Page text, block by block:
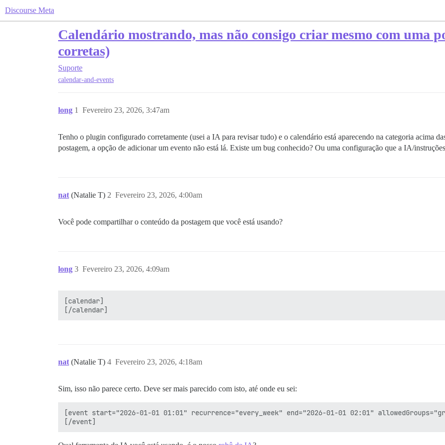
Discourse Meta
Calendário mostrando, mas não consigo criar mesmo com uma
corretas)
Suporte
calendar-and-events
long Fevereiro 23, 2026, 3:47am
1
Tenho o plugin configurado corretamente (usei a IA para revisar tudo) e o calendário está aparecendo na categoria acima
postagem, a opção de adicionar um evento não está lá. Existe um bug conhecido? Ou uma configuração que a IA/
nat (Natalie T) Fevereiro 23, 2026, 4:00am
2
Você pode compartilhar o conteúdo da postagem que você está usando?
long Fevereiro 23, 2026, 4:09am
3
[calendar]
nat (Natalie T) Fevereiro 23, 2026, 4:18am
4
Sim, isso não parece certo. Deve ser mais parecido com isto, até onde eu sei:
[event start="2026-01-01 01:01" recurrence="every_week" end="2026-01-01 02:01"